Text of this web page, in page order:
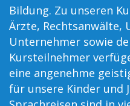
Bildung. Zu unseren
Ärzte, Rechtsanwälte,
Unternehmer sowie
Kursteilnehmer
eine angenehme
für unsere Kinder und